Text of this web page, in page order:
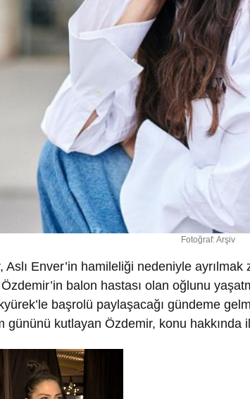
Fotoğraf: Arşiv
Enver’in hamileliği nedeniyle ayrılmak
balon hastası olan oğlunu
başrolü paylaşacağı gündeme
gününü kutlayan Özdemir, konu hakkında